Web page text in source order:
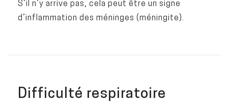
S’il n’y arrive pas, cela peut être un signe
d’inflammation des méninges (méningite).
Difficulté respiratoire